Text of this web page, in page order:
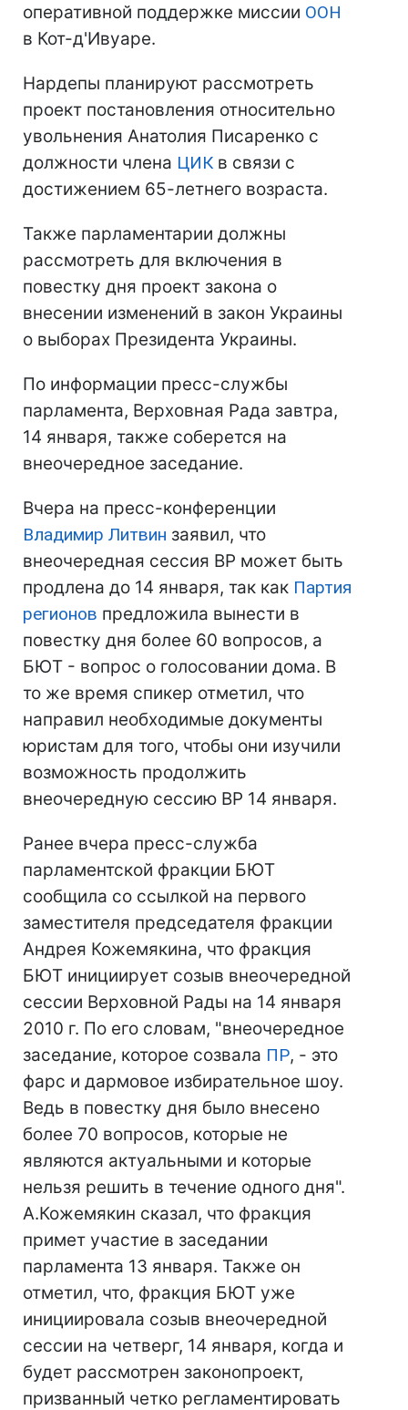
оперативной поддержке миссии ООН
в Кот-д'Ивуаре.
Нардепы планируют рассмотреть
проект постановления относительно
увольнения Анатолия Писаренко с
должности члена ЦИКв связи с
достижением 65-летнего возраста.
Также парламентарии должны
рассмотреть для включения в
повестку дня проект закона о
внесении изменений в закон Украины
о выборах Президента Украины.
По информации пресс-службы
парламента, Верховная Рада завтра,
14 января, также соберется на
внеочередное заседание.
Вчера на пресс-конференции
Владимир Литвин заявил, что
внеочередная сессия ВР может быть
продлена до 14 января, так как Партия
регионов предложила вынести в
повестку дня более 60 вопросов, а
БЮТ - вопрос о голосовании дома. В
то же время спикер отметил, что
направил необходимые документы
юристам для того, чтобы они изучили
возможность продолжить
внеочередную сессию ВР 14 января.
Ранее вчера пресс-служба
парламентской фракции БЮТ
сообщила со ссылкой на первого
заместителя председателя фракции
Андрея Кожемякина, что фракция
БЮТ инициирует созыв внеочередной
сессии Верховной Рады на 14 января
2010 г. По его словам, "внеочередное
заседание, которое созвала ПР, - это
фарс и дармовое избирательное шоу.
Ведь в повестку дня было внесено
более 70 вопросов, которые не
являются актуальными и которые
нельзя решить в течение одного дня".
А.Кожемякин сказал, что фракция
примет участие в заседании
парламента 13 января. Также он
отметил, что, фракция БЮТ уже
инициировала созыв внеочередной
сессии на четверг, 14 января, когда и
будет рассмотрен законопроект,
призванный четко регламентировать